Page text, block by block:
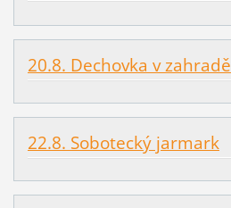
20.8. Dechovka v zahradě
22.8. Sobotecký jarmark